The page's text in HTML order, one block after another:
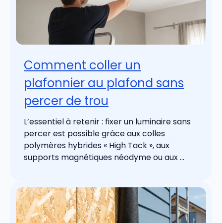
Comment coller un
plafonnier au plafond sans
percer de trou
L’essentiel à retenir : fixer un luminaire sans
percer est possible grâce aux colles
polymères hybrides « High Tack », aux
supports magnétiques néodyme ou aux ...